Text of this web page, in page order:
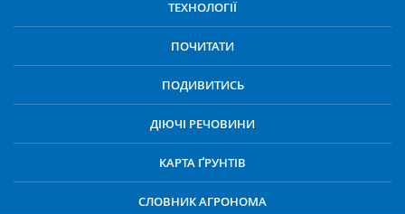
ТЕХНОЛОГІЇ
ПОЧИТАТИ
ПОДИВИТИСЬ
ДІЮЧІ РЕЧОВИНИ
КАРТА ҐРУНТІВ
СЛОВНИК АГРОНОМА